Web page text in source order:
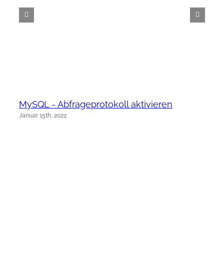
MySQL - Abfrageprotokoll aktivieren
Januar 15th, 2022